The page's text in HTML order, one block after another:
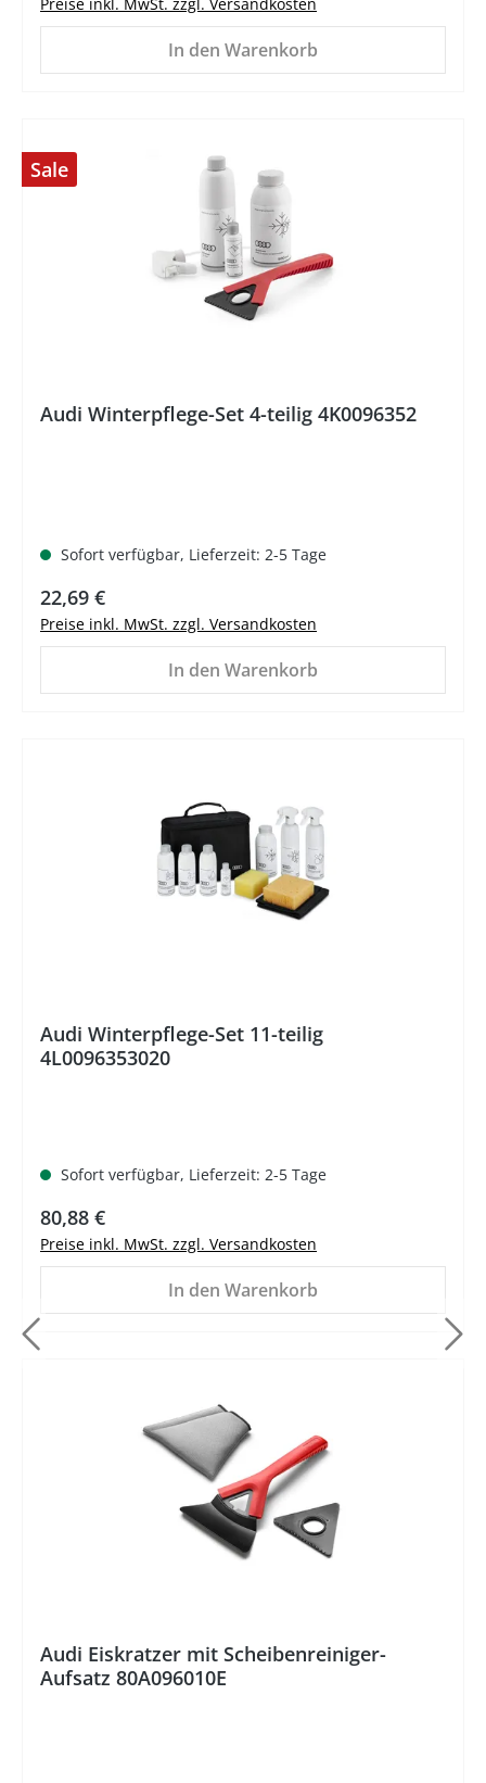
Preise inkl. MwSt. zzgl. Versandkosten
In den Warenkorb
Sale
Audi Winterpflege-Set 4-teilig 4K0096352
Sofort verfügbar, Lieferzeit: 2-5 Tage
Regulärer Preis:
22,69 €
Preise inkl. MwSt. zzgl. Versandkosten
In den Warenkorb
Audi Winterpflege-Set 11-teilig
4L0096353020
Sofort verfügbar, Lieferzeit: 2-5 Tage
Regulärer Preis:
80,88 €
Preise inkl. MwSt. zzgl. Versandkosten
In den Warenkorb
Audi Eiskratzer mit Scheibenreiniger-
Aufsatz 80A096010E